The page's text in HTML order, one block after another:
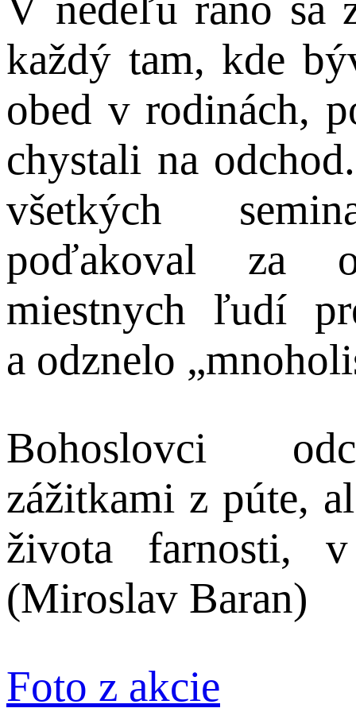
každý tam, kde
obed v rodinách,
chystali na
všetkých
poďakoval za
miestnych ľudí
a odznelo
Bohoslovci
zážitkami z púte,
života farnosti,
(Miroslav Baran)
Foto z akcie